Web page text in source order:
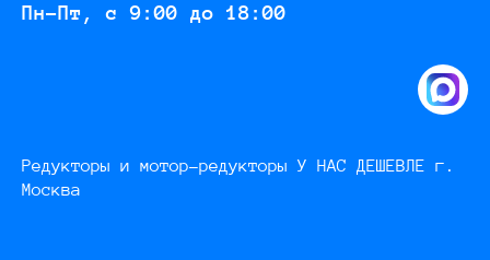
Пн-Пт, с 9:00 до 18:00
Редукторы и мотор-редукторы У НАС ДЕШЕВЛЕ г.
Москва